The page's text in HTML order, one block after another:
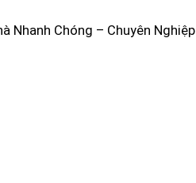
Nhanh Chóng – Chuyên Nghiệp